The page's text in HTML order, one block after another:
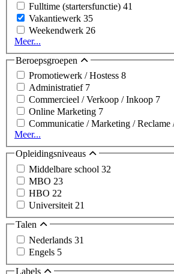
Fulltime (startersfunctie) 41
Vakantiewerk 35
Weekendwerk 26
Meer...
Beroepsgroepen
Promotiewerk / Hostess 8
Administratief 7
Commercieel / Verkoop / Inkoop 7
Online Marketing 7
Communicatie / Marketing / Reclame
Meer...
Opleidingsniveaus
Middelbare school 32
MBO 23
HBO 22
Universiteit 21
Talen
Nederlands 31
Engels 5
Labels